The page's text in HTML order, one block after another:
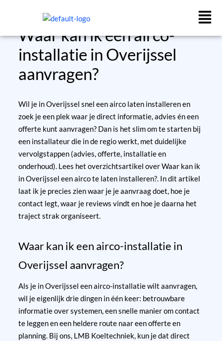
inhoudWaar kan ik een airco-
installatie in Overijssel
aanvragen?
Wil je in Overijssel snel een airco laten installeren en
zoek je een plek waar je direct informatie, advies én een
offerte kunt aanvragen? Dan is het slim om te starten bij
een installateur die in de regio werkt, met duidelijke
vervolgstappen (advies, offerte, installatie en
onderhoud). Lees het overzichtsartikel over Waar kan ik
in Overijssel een airco te laten installeren?. In dit artikel
laat ik je precies zien waar je je aanvraag doet, hoe je
contact legt, waar je reviews vindt en hoe je daarna het
traject strak organiseert.
Waar kan ik een airco-installatie in
Overijssel aanvragen?
Als je in Overijssel een airco-installatie wilt aanvragen,
wil je eigenlijk drie dingen in één keer: betrouwbare
informatie over systemen, een snelle manier om contact
te leggen en een heldere route naar een offerte en
planning. Bij ons, LMB Koeltechniek, kun je dat direct